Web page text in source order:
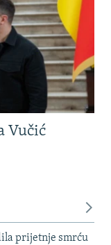
Vučić
prijetnje smrću